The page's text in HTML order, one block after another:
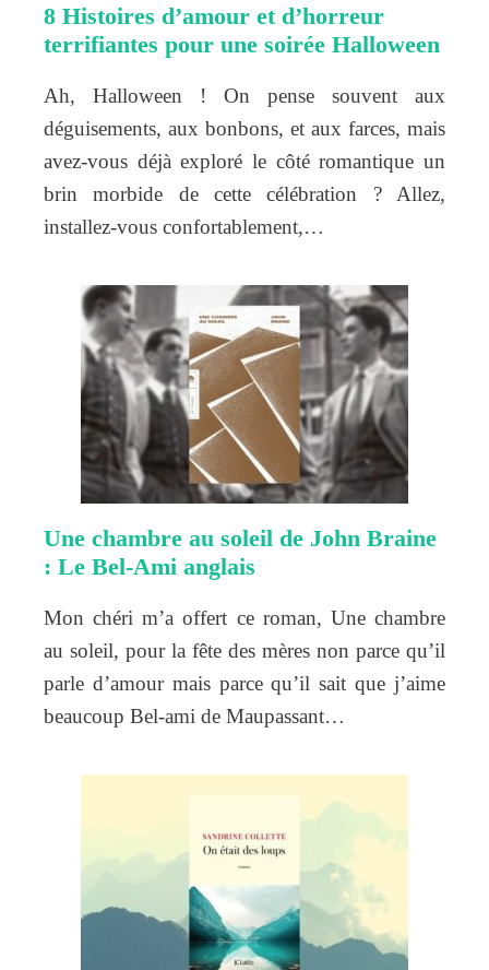
8 Histoires d’amour et d’horreur
terrifiantes pour une soirée Halloween
Ah, Halloween ! On pense souvent aux
déguisements, aux bonbons, et aux farces, mais
avez-vous déjà exploré le côté romantique un
brin morbide de cette célébration ? Allez,
installez-vous confortablement,…
Une chambre au soleil de John Braine
: Le Bel-Ami anglais
Mon chéri m’a offert ce roman, Une chambre
au soleil, pour la fête des mères non parce qu’il
parle d’amour mais parce qu’il sait que j’aime
beaucoup Bel-ami de Maupassant…